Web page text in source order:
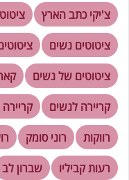
צ'יקי כתב הארץ
ציטוטים נשים
ציטוטים של נשים
קריירה לנשים
רווקות
רוני סומק
רעות קביליו
שברון לב